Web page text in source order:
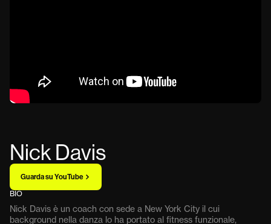
Nick Davis
Guarda su YouTube
BIO
Nick Davis è un coach con sede a New York City il cui
background nella danza lo ha portato al fitness funzionale,